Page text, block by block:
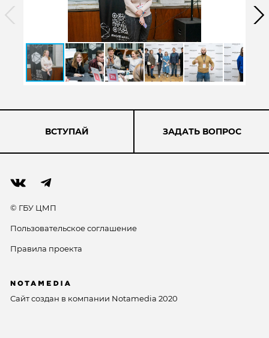
ВСТУПАЙ ЗАДАТЬ ВОПРОС
© ГБУ ЦМП
Пользовательское соглашение
Правила проекта
Сайт создан в компании Notamedia 2020